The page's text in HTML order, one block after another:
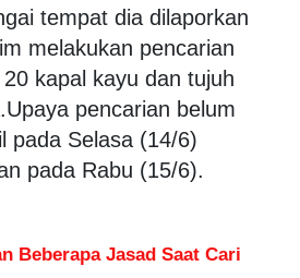
tempat dia dilaporkan
melakukan pencarian
kapal kayu dan tujuh
pencarian belum
pada Selasa (14/6)
pada Rabu (15/6).
Beberapa Jasad Saat Cari